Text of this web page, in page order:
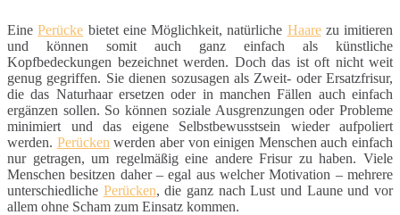
EinePerücke bietet eine Möglichkeit, natürliche Haarezu imitieren
und können somit auch ganz einfach als künstliche
Kopfbedeckungen bezeichnet werden. Doch das ist oft nicht weit
genug gegriffen. Sie dienen sozusagen als Zweit- oder Ersatzfrisur,
die das Naturhaar ersetzen oder in manchen Fällen auch einfach
ergänzen sollen. So können soziale Ausgrenzungen oder Probleme
minimiert und das eigene Selbstbewusstsein wieder aufpoliert
werden. Perücken werden aber von einigen Menschen auch einfach
nur getragen, um regelmäßig eine andere Frisur zu haben. Viele
Menschen besitzen daher – egal aus welcher Motivation – mehrere
unterschiedliche Perücken, die ganz nach Lust und Laune und vor
allem ohne Scham zum Einsatz kommen.